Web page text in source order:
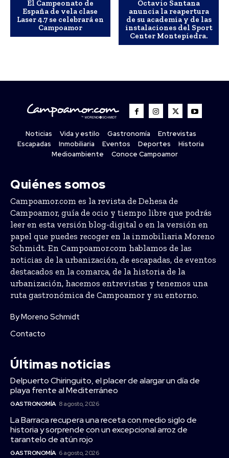
El Campeonato de
España de vela clase
Laser 4.7 se celebrará en
Campoamor
Octavio Santana
anuncia la reapertura
de su academia y de las
instalaciones del Sport
Center Montepiedra.
Noticias Vida y estilo Gastronomía
Entrevistas
Escapadas
Inmobiliaria Eventos Deportes
Historia
Medioambiente
Conoce Campoamor
Quiénes somos
Campoamor.com es la revista de Dehesa de
Campoamor, guía de ocio y tiempo libre que podrás
leer en esta versión blog-digital o en la versión en
papel que puedes recoger en la inmobiliaria Moreno
Schmidt. En Campoamor.com hablamos de las
noticias de la urbanización, de escapadas, de eventos
destacados en la comarca, de la historia de la
urbanización, hacemos entrevistas y tenemos una
ruta gastronómica de Campoamor y su entorno.
By Moreno Schmidt
Contacto
Últimas noticias
Delpuerto Chiringuito, el placer de alargar un día de
playa frente al Mediterráneo
GASTRONOMÍA 8 agosto, 2026
La Barraca recupera una receta con medio siglo de
historia y sorprende con un excepcional arroz de
tarantelo de atún rojo
GASTRONOMÍA 6 agosto, 2026